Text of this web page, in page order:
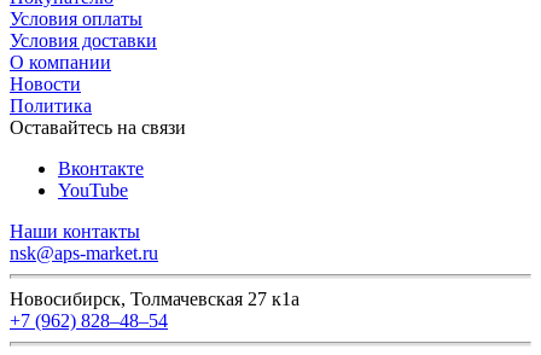
Условия оплаты
Условия доставки
О компании
Новости
Политика
Оставайтесь на связи
Вконтакте
YouTube
Наши контакты
nsk@aps-market.ru
Новосибирск, Толмачевская 27 к1а
+7 (962) 828‒48‒54